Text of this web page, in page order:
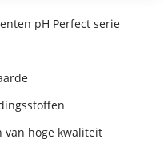
pH Perfect serie
van hoge kwaliteit